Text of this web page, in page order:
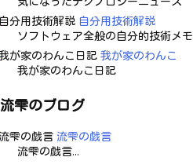
自分用技術解説
ソフトウェア全般の自分的技術メモ
我が家のわんこ
我が家のわんこ日記
流雫のブログ
流雫の戯言
流雫の戯言...